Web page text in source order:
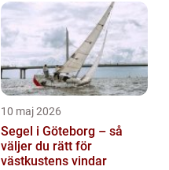
10 maj 2026
Segel i Göteborg – så
väljer du rätt för
västkustens vindar